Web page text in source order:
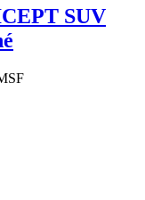
SUV